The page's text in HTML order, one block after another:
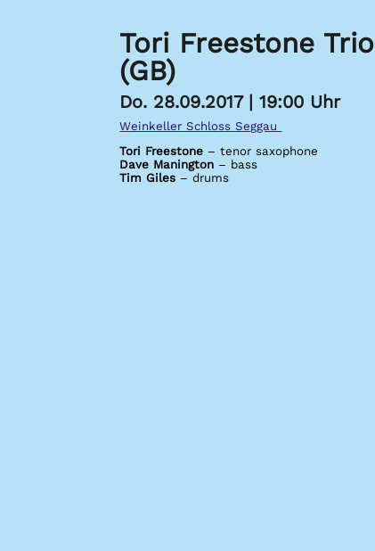
Tori Freestone Trio
(GB)
Do. 28.09.2017 | 19:00 Uhr
Weinkeller Schloss Seggau
Tori Freestone – tenor saxophone
Dave Manington – bass
Tim Giles – drums